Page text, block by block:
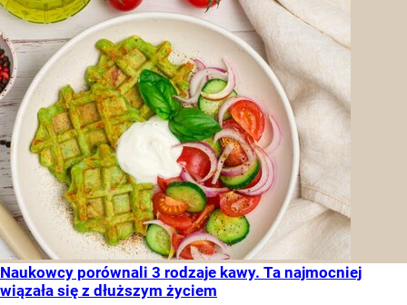
Naukowcy porównali 3 rodzaje kawy. Ta najmocniej
wiązała się z dłuższym życiem